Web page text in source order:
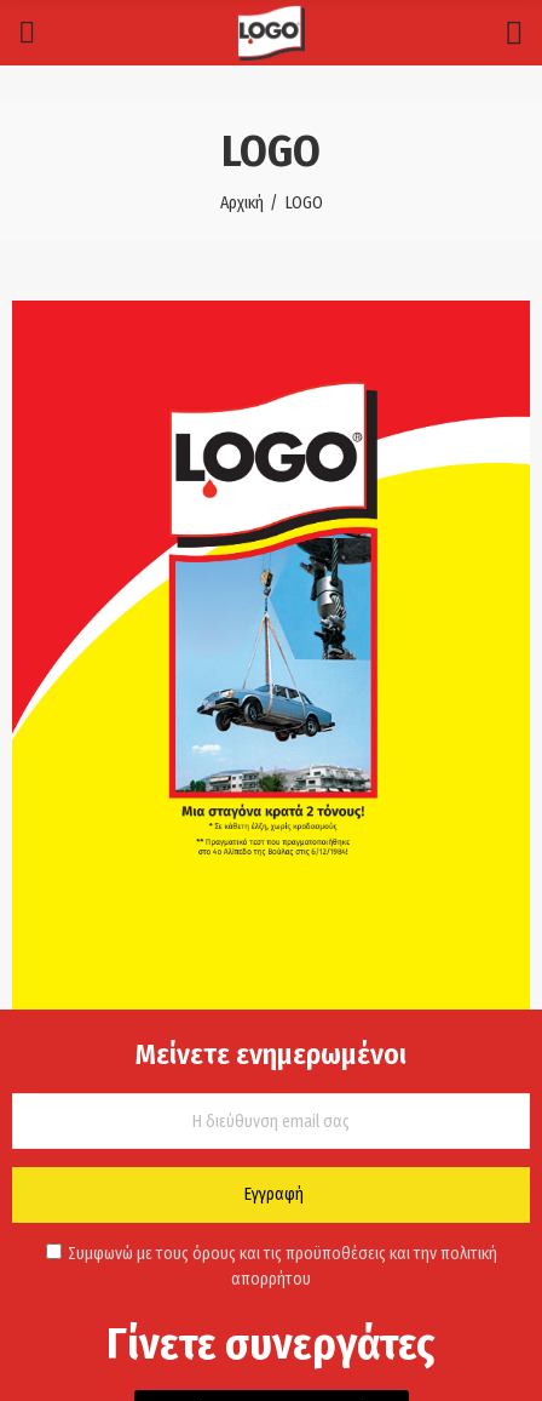
LOGO
Αρχική LOGO
Μείνετε ενημερωμένοι
Εγγραφή
Συμφωνώ με τους όρους και τις προϋποθέσεις και την πολιτική
απορρήτου
Γίνετε συνεργάτες